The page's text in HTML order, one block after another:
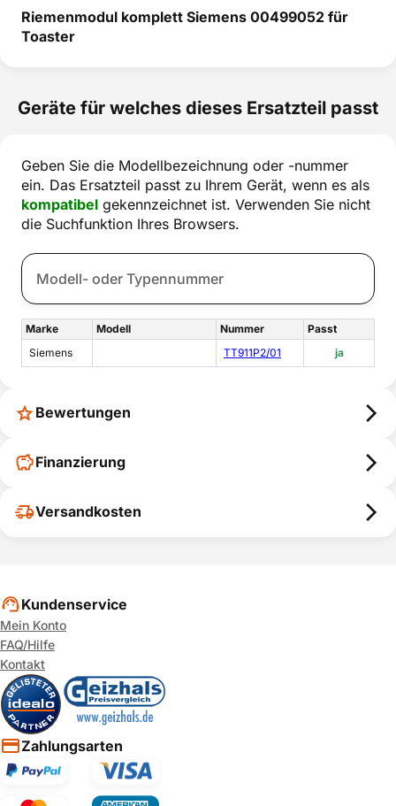
Riemenmodul komplett Siemens 00499052 für
Toaster
Geräte für welches dieses Ersatzteil passt
Geben Sie die Modellbezeichnung oder -nummer
ein. Das Ersatzteil passt zu Ihrem Gerät, wenn es als
kompatibel gekennzeichnet ist. Verwenden Sie nicht
die Suchfunktion Ihres Browsers.
Marke Modell Nummer
Passt
Siemens
TT911P2/01 ja
Bewertungen
Finanzierung
Versandkosten
Kundenservice
Mein Konto
FAQ/Hilfe
Kontakt
Zahlungsarten